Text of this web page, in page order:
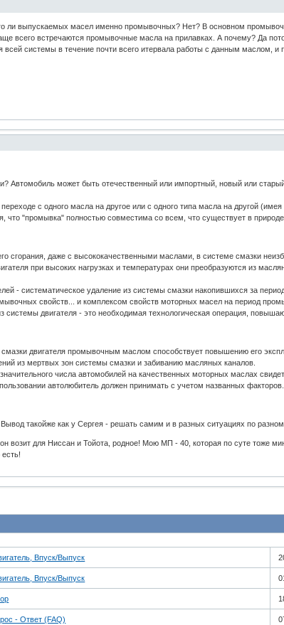
выпускаемых масел именно промывочных? Нет? В основном
всего встречаются промывочные масла на прилавках. А почему? Да
всей системы в течение почти всего итервала работы с данным маслом, и
Автомобиль может быть отечественный или импортный, новый или
с одного масла на другое или с одного типа масла на другой
что "промывка" полностью совместима со всем, что существует в
сгорания, даже с высококачественными маслами, в системе смазки
при высоких нагрузках и температурах они преобразуются из
- систематическое удаление из системы смазки накопившихся за
свойств... и комплексом свойств моторных масел на период
системы двигателя - это необходимая технологическая операция,
двигателя промывочным маслом способствует повышению его
из мертвых зон системы смазки и забиванию масляных каналов.
числа автомобилей на качественных моторных маслах
автолюбитель должен принимать с учетом названных факторов.
такойже как у Сергея - решать самим и в разных ситуациях по
возит для Ниссан и Тойота, родное! Мою МП - 40, которая по суте тоже
Впуск/Выпуск
Впуск/Выпуск
- Ответ (FAQ)